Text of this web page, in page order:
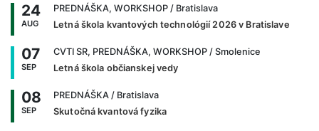
24
AUG
PREDNÁŠKA, WORKSHOP / Bratislava
Letná škola kvantových technológií 2026 v Bratislave
07
SEP
CVTI SR, PREDNÁŠKA, WORKSHOP / Smolenice
Letná škola občianskej vedy
08
SEP
PREDNÁŠKA / Bratislava
Skutočná kvantová fyzika